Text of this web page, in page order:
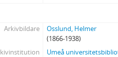
Arkivbildare
Osslund, Helmer
(1866-1938)
Umeå